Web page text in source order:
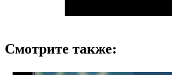
Смотрите также: